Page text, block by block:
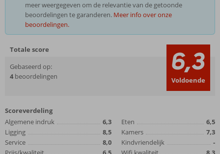
meer weergegeven om de relevantie van de getoonde
beoordelingen te garanderen. Meer info over onze
beoordelingen.
Totale score
Gebaseerd op:
4 beoordelingen 6,3
Voldoende
Scoreverdeling
Algemene indruk
6,3
Ligging
8,5
Service
8,0
Eten
6,5
Kamers
7,3
Kindvriendelijk
-